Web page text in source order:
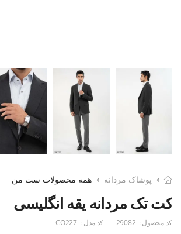
پوشاک مردانه همه محصولات ست من
کت تک مردانه یقه انگلیسی
کد محصول : 29082 کد مدل : CO227